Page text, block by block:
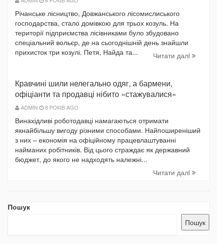
Річанське лісництво, Довжанського лісомислиського
господарства, стало домівкою для трьох козуль. На
території підприємства лісівниками було збудовано
спеціальний вольєр, де на сьогоднішній день знайшли
прихисток три козулі. Петя, Найда та...
Читати далi
Кравчині шили нелегально одяг, а бармени,
офіціанти та продавці нібито «стажувалися»
ADMIN 8 РОКІВ AGO
Винахідливі роботодавці намагаються отримати
якнайбільшу вигоду різними способами. Найпоширеніший
з них – економія на офіційному працевлаштуванні
найманих робітників. Від цього страждає як державний
бюджет, до якого не надходять належні...
Читати далi
Пошук
Пошук